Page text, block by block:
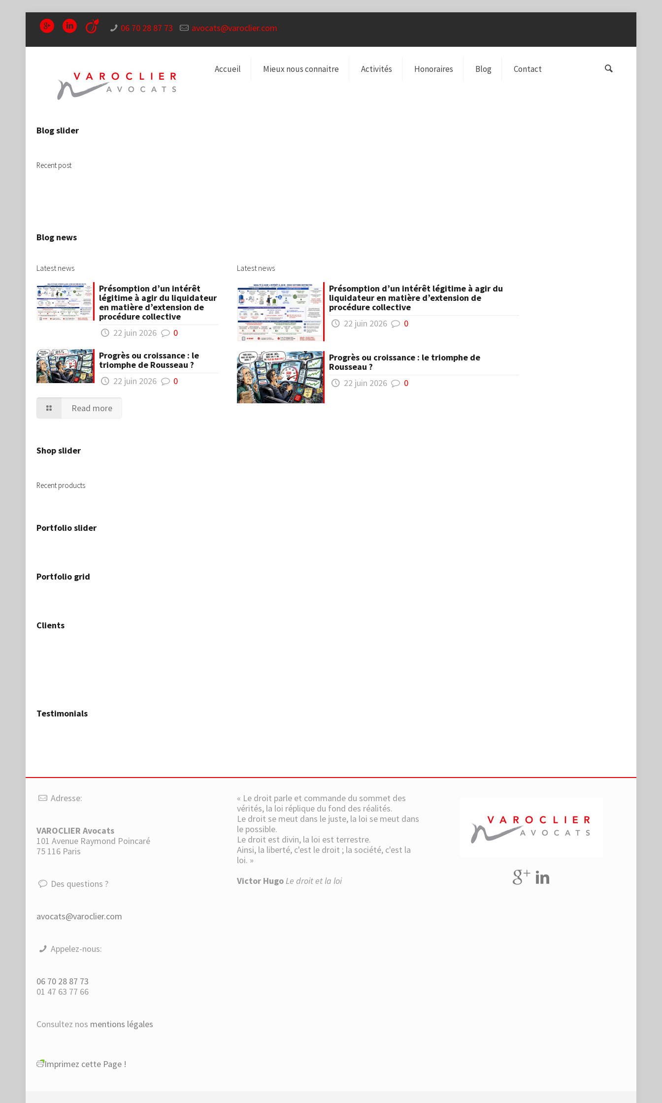
06 70 28 87 73 avocats@varoclier.com
Accueil Mieux nous connaitre Activités Honoraires Blog Contact
Blog slider
Recent post
Blog news
Latest news
Présomption d’un intérêt
légitime à agir du liquidateur
en matière d’extension de
procédure collective
22 juin 2026
0
Progrès ou croissance : le
triomphe de Rousseau ?
22 juin 2026
0
Read more
Latest news
Présomption d’un intérêt légitime à agir du
liquidateur en matière d’extension de
procédure collective
22 juin 2026
0
Progrès ou croissance : le triomphe de
Rousseau ?
22 juin 2026
0
Shop slider
Recent products
Portfolio slider
Portfolio grid
Clients
Testimonials
Adresse:
VAROCLIER Avocats
101 Avenue Raymond Poincaré
75 116 Paris
Des questions ?
avocats@varoclier.com
Appelez-nous:
06 70 28 87 73
01 47 63 77 66
Consultez nos mentions légales
Imprimez cette Page !
« Le droit parle et commande du sommet des
vérités, la loi réplique du fond des réalités.
Le droit se meut dans le juste, la loi se meut dans
le possible.
Le droit est divin, la loi est terrestre.
Ainsi, la liberté, c'est le droit ; la société, c'est la
loi. »
Victor HugoLe droit et la loi